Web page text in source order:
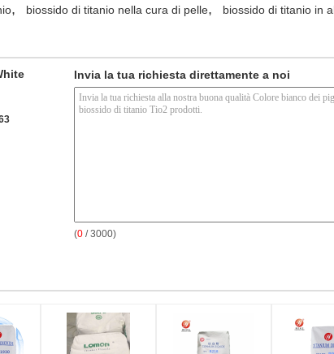
, biossido di titanio nella cura di pelle, biossido di titanio in
Invia la tua richiesta direttamente a noi
(0 / 3000)